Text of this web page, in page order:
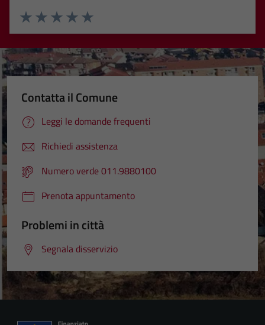
Valuta 5 stelle su 5
Valuta 4 stelle su 5
Valuta 3 stelle su 5
Valuta 2 stelle su 5
Valuta 1 stelle su 5
Contatta il Comune
Leggi le domande frequenti
Richiedi assistenza
Numero verde 011.9880100
Prenota appuntamento
Problemi in città
Segnala disservizio